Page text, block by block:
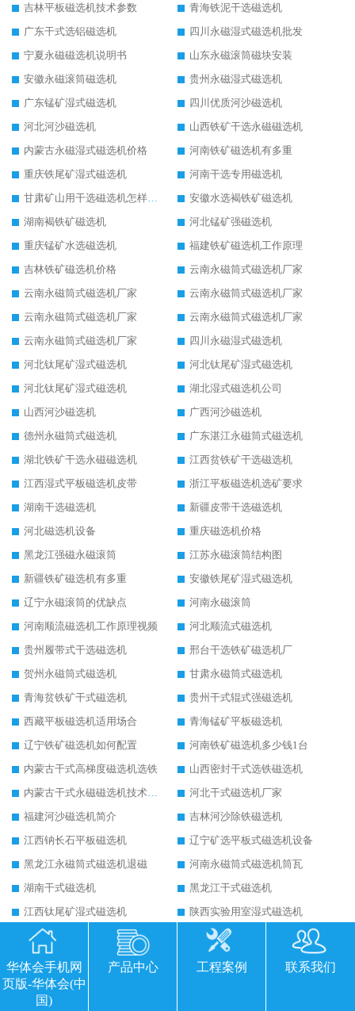
吉林平板磁选机技术参数
青海铁泥干选磁选机
广东干式选铝磁选机
四川永磁湿式磁选机批发
宁夏永磁磁选机说明书
山东永磁滚筒磁块安装
安徽永磁滚筒磁选机
贵州永磁湿式磁选机
广东锰矿湿式磁选机
四川优质河沙磁选机
河北河沙磁选机
山西铁矿干选永磁磁选机
内蒙古永磁湿式磁选机价格
河南铁矿磁选机有多重
重庆铁尾矿湿式磁选机
河南干选专用磁选机
甘肃矿山用干选磁选机怎样调磁
安徽水选褐铁矿磁选机
湖南褐铁矿磁选机
河北锰矿强磁选机
重庆锰矿水选磁选机
福建铁矿磁选机工作原理
吉林铁矿磁选机价格
云南永磁筒式磁选机厂家
云南永磁筒式磁选机厂家
云南永磁筒式磁选机厂家
云南永磁筒式磁选机厂家
云南永磁筒式磁选机厂家
云南永磁筒式磁选机厂家
四川永磁湿式磁选机
河北钛尾矿湿式磁选机
河北钛尾矿湿式磁选机
河北钛尾矿湿式磁选机
湖北湿式磁选机公司
山西河沙磁选机
广西河沙磁选机
德州永磁筒式磁选机
广东湛江永磁筒式磁选机
湖北铁矿干选永磁磁选机
江西贫铁矿干选磁选机
江西湿式平板磁选机皮带
浙江平板磁选机选矿要求
湖南干选磁选机
新疆皮带干选磁选机
河北磁选机设备
重庆磁选机价格
黑龙江强磁永磁滚筒
江苏永磁滚筒结构图
新疆铁矿磁选机有多重
安徽铁尾矿湿式磁选机
辽宁永磁滚筒的优缺点
河南永磁滚筒
河南顺流磁选机工作原理视频
河北顺流式磁选机
贵州履带式干选磁选机
邢台干选铁矿磁选机厂
贺州永磁筒式磁选机
甘肃永磁筒式磁选机
青海贫铁矿干式磁选机
贵州干式辊式强磁选机
西藏平板磁选机适用场合
青海锰矿平板磁选机
辽宁铁矿磁选机如何配置
河南铁矿磁选机多少钱1台
内蒙古干式高梯度磁选机选铁
山西密封干式选铁磁选机
内蒙古干式永磁磁选机技术要求
河北干式磁选机厂家
福建河沙磁选机简介
吉林河沙除铁磁选机
江西钠长石平板磁选机
辽宁矿选平板式磁选机设备
黑龙江永磁筒式磁选机退磁
河南永磁筒式磁选机筒瓦
湖南干式磁选机
黑龙江干式磁选机
江西钛尾矿湿式磁选机
陕西实验用室湿式磁选机
四川水选褐铁矿磁选机
西藏干选铁矿磁选机
甘肃河沙干式磁选机
河沙磁选机的电机
潍坊平板磁选机厂家
四川永磁湿式磁选机
华体会手机网
页版-华体会(中
国)
产品中心 工程案例 联系我们